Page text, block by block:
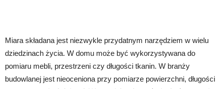
Miara składana jest niezwykle przydatnym narzędziem w wielu
dziedzinach życia. W domu może być wykorzystywana do
pomiaru mebli, przestrzeni czy długości tkanin. W branży
budowlanej jest nieoceniona przy pomiarze powierzchni, długości